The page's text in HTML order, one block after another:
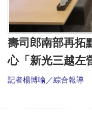
壽司郎南部再
心「新光三越左
記者楊博喻／綜合報導